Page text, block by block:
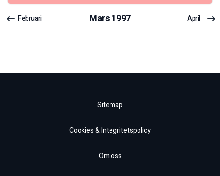
Februari Mars1997 April
Sitemap
Cookies & Integritetspolicy
Om oss